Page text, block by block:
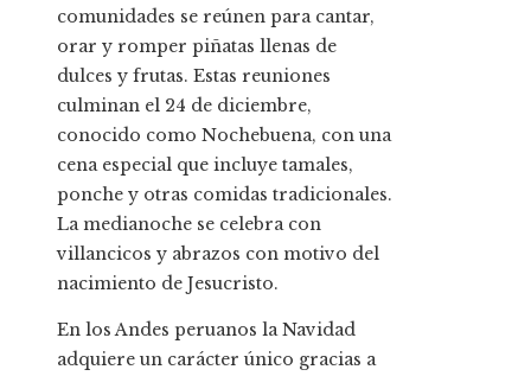
comunidades se reúnen para cantar,
orar y romper piñatas llenas de
dulces y frutas. Estas reuniones
culminan el 24 de diciembre,
conocido como Nochebuena, con una
cena especial que incluye tamales,
ponche y otras comidas tradicionales.
La medianoche se celebra con
villancicos y abrazos con motivo del
nacimiento de Jesucristo.
En los Andes peruanos la Navidad
adquiere un carácter único gracias a